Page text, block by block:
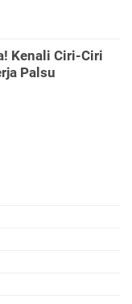
Kenali Ciri-Ciri
Palsu